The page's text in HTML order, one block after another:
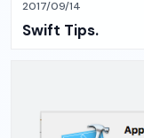
2017/09/14
Swift Tips.